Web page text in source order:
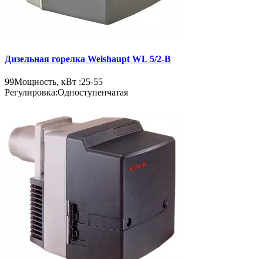
Дизельная горелка Weishaupt WL 5/2-B
99Мощность, кВт :25-55
Регулировка:Одноступенчатая